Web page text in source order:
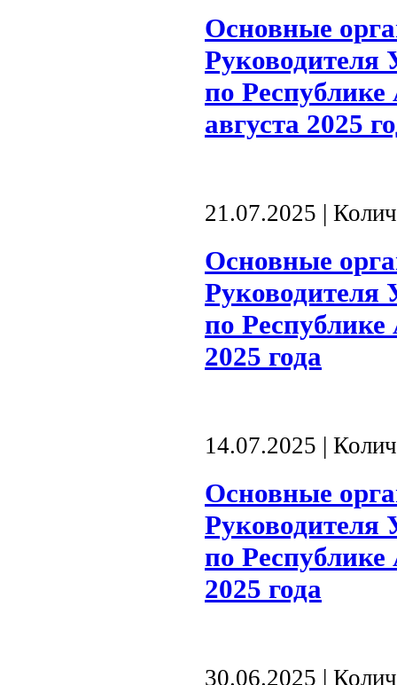
Основные
Руководителя
по
августа 2025
21.07.2025 |
Основные
Руководителя
по
2025 года
14.07.2025 |
Основные
Руководителя
по
2025 года
30.06.2025 |